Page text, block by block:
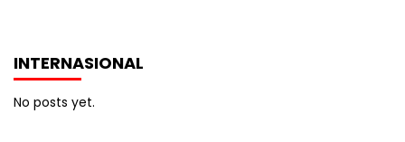
INTERNASIONAL
No posts yet.